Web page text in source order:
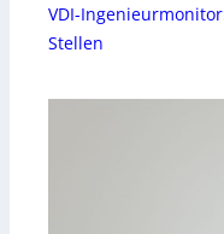
VDI-
Stellen